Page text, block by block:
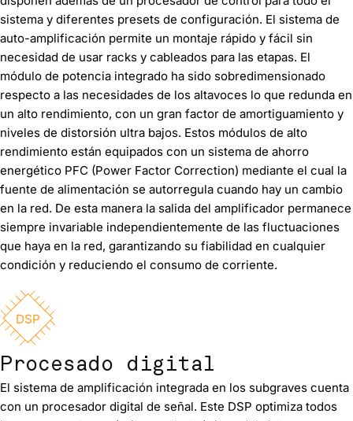
sistema y diferentes presets de configuración. El sistema de
auto-amplificación permite un montaje rápido y fácil sin
necesidad de usar racks y cableados para las etapas. El
módulo de potencia integrado ha sido sobredimensionado
respecto a las necesidades de los altavoces lo que redunda en
un alto rendimiento, con un gran factor de amortiguamiento y
niveles de distorsión ultra bajos. Estos módulos de alto
rendimiento están equipados con un sistema de ahorro
energético PFC (Power Factor Correction) mediante el cual la
fuente de alimentación se autorregula cuando hay un cambio
en la red. De esta manera la salida del amplificador permanece
siempre invariable independientemente de las fluctuaciones
que haya en la red, garantizando su fiabilidad en cualquier
condición y reduciendo el consumo de corriente.
DSP
Procesado digital
El sistema de amplificación integrada en los subgraves cuenta
con un procesador digital de señal. Este DSP optimiza todos